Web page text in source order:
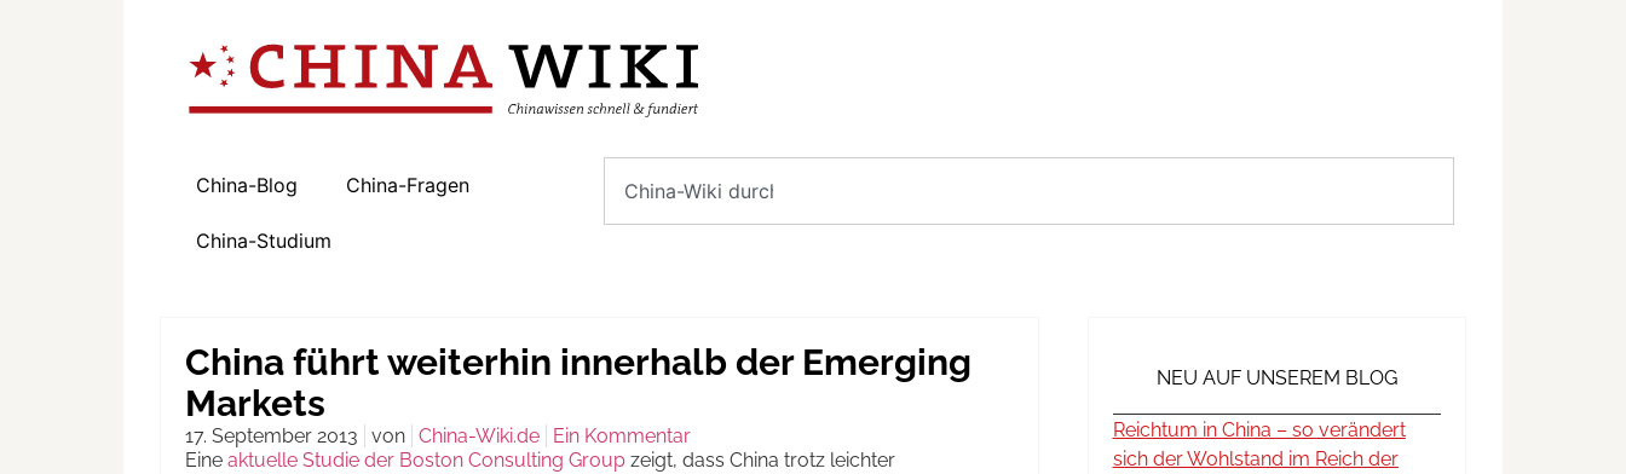
China-Blog China-Fragen
China-Studium
China führt weiterhin innerhalb der Emerging
Markets
17. September 2013 von China-Wiki.de
Ein Kommentar
Eine aktuelle Studie der Boston Consulting Group zeigt, dass China trotz leichter
NEU AUF UNSEREM BLOG
Reichtum in China – so verändert
sich der Wohlstand im Reich der